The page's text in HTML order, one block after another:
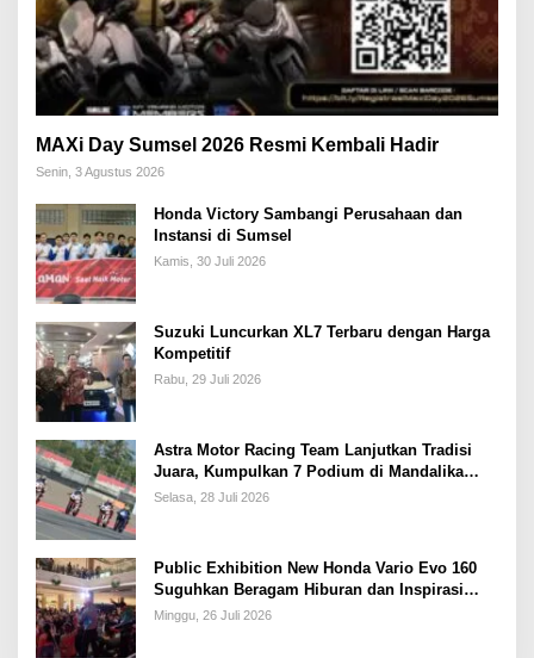
MAXi Day Sumsel 2026 Resmi Kembali Hadir
Senin, 3 Agustus 2026
Honda Victory Sambangi Perusahaan dan
Instansi di Sumsel
Kamis, 30 Juli 2026
Suzuki Luncurkan XL7 Terbaru dengan Harga
Kompetitif
Rabu, 29 Juli 2026
Astra Motor Racing Team Lanjutkan Tradisi
Juara, Kumpulkan 7 Podium di Mandalika
Racing Series Putaran ke 3
Selasa, 28 Juli 2026
Public Exhibition New Honda Vario Evo 160
Suguhkan Beragam Hiburan dan Inspirasi
Modifikasi
Minggu, 26 Juli 2026